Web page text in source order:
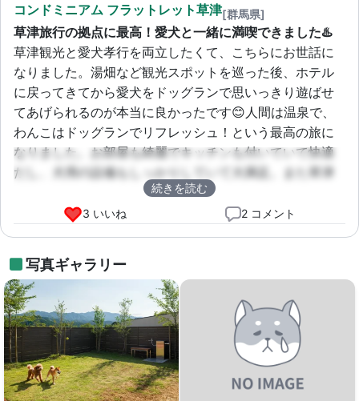
コンドミニアム フラットレット草津[群馬県]
草津旅行の拠点に最高！愛犬と一緒に満喫できました♨️
草津観光と愛犬孝行を両立したくて、こちらにお世話に
なりました。湯畑など観光スポットを巡った後、ホテル
に戻ってきてから愛犬をドッグランで思いっきり遊ばせ
てあげられるのが本当に良かったです😊人間は温泉で、
わんこはドッグランでリフレッシュ！という最高の旅に
なりました。お部屋も綺麗でキッチンも付いていて快適
だし、犬用の設備もしっかりしていて大満足。また草津
に来るときは必ずリピートします！
続きを読む
3 いいね
2 コメント
写真ギャラリー